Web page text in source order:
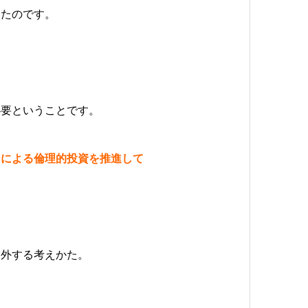
のです。
ということです。
よる倫理的投資を推進して
する考えかた。